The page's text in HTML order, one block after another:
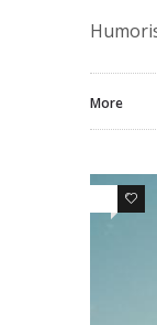
More
0